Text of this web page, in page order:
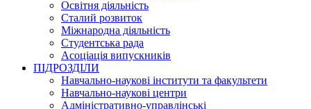
Освітня діяльність
Сталий розвиток
Міжнародна діяльність
Студентська рада
Асоціація випускників
ПІДРОЗДІЛИ
Навчально-наукові інститути та факультети
Навчально-наукові центри
Адміністративно-управлінські